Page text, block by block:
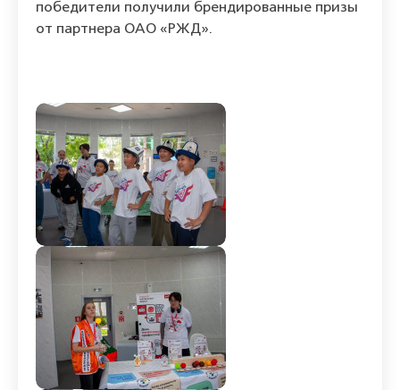
победители получили брендированные призы
от партнера ОАО «РЖД».